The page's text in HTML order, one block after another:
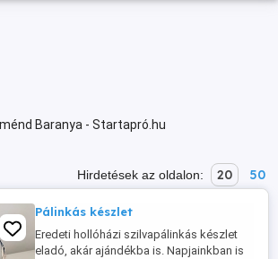
Baranya - Startapró.hu
Hirdetések az oldalon: 20 50
Pálinkás készlet
Eredeti hollóházi szilvapálinkás készlet
eladó, akár ajándékba is. Napjainkban is